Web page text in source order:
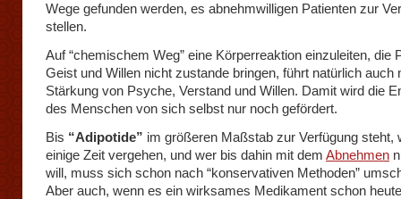
Wege gefunden werden, es abnehmwilligen Patienten zur
stellen.
Auf “chemischem Weg” eine Körperreaktion einzuleiten, die
Geist und Willen nicht zustande bringen, führt natürlich auch
Stärkung von Psyche, Verstand und Willen. Damit wird die
des Menschen von sich selbst nur noch gefördert.
Bis “Adipotide” im größeren Maßstab zur Verfügung steht,
einige Zeit vergehen, und wer bis dahin mit dem Abnehmen
will, muss sich schon nach “konservativen Methoden”
Aber auch, wenn es ein wirksames Medikament schon